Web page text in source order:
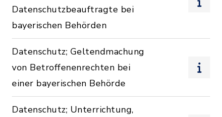
Datenschutzbeauftragte bei
bayerischen Behörden
Datenschutz; Geltendmachung
von Betroffenenrechten bei
einer bayerischen Behörde
Datenschutz; Unterrichtung,